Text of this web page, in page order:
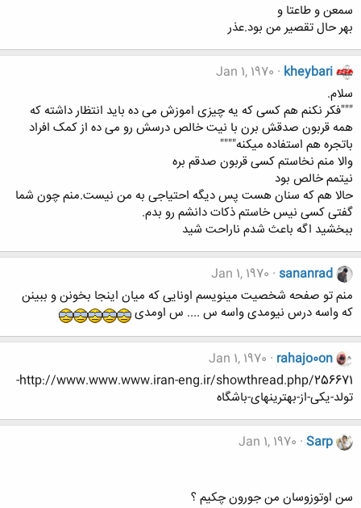
سمعن و طاعتا و
بهر حال تقصیر من بود.عذر
kheybari
Jan 1, 1970
سلام.
"""فکر نکنم هم کسی که یه چیزی اموزش می ده باید انتظار داشته که
همه قربون صدقش برن با نیت خالص درسش رو می ده از کمک افراد
باتجره هم استفاده میکنه""""
والا منم نخاستم کسی قربون صدقم بره
نیتمم خالص بود
حالا هم که سنان هست پس دیگه احتیاجی به من نیست.منم چون شما
گفتی کسی نیس خاستم ذکات دانشم رو بدم.
ببخشید اگه باعث شدم ناراحت شید
sananrad
Jan 1, 1970
منم تو صفحه شخصیت مینویسم اونایی که میان اینجا بخونن و ببینن
که واسه درس نیومدی واسه س .... س اومدی
rahajo0on
Jan 1, 1970
http://www.www.www.iran-eng.ir/showthread.php/256671-
تولد-یکی-از-بهترینهای-باشگاه
Sarp
Jan 1, 1970
سن اوتوزوسان من جورون چکیم ؟